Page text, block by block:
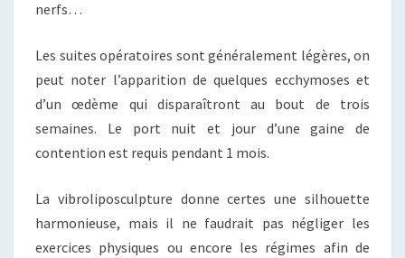
nerfs…
Les suites opératoires sont généralement légères, on
peut noter l’apparition de quelques ecchymoses et
d’un œdème qui disparaîtront au bout de trois
semaines. Le port nuit et jour d’une gaine de
contention est requis pendant 1 mois.
La vibroliposculpture donne certes une silhouette
harmonieuse, mais il ne faudrait pas négliger les
exercices physiques ou encore les régimes afin de